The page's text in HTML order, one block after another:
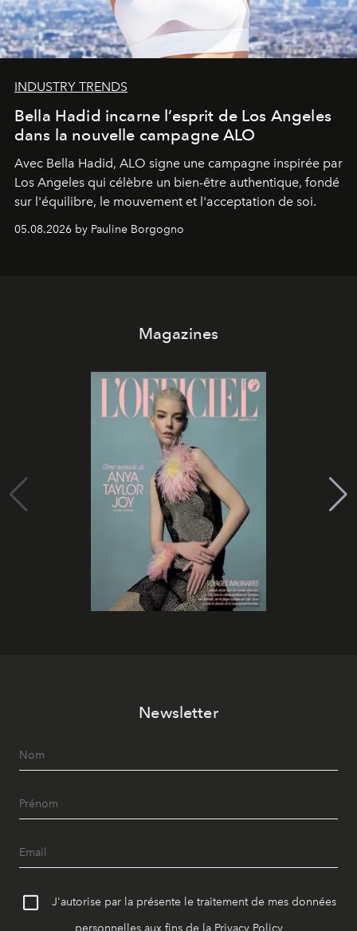
INDUSTRY TRENDS
Bella Hadid incarne l’esprit de Los Angeles
dans la nouvelle campagne ALO
Avec Bella Hadid, ALO signe une campagne inspirée par
Los Angeles qui célèbre un bien-être authentique, fondé
sur l'équilibre, le mouvement et l'acceptation de soi.
05.08.2026 by Pauline Borgogno
Magazines
Newsletter
J'autorise par la présente le traitement de mes données
personnelles aux fins de la Privacy Policy